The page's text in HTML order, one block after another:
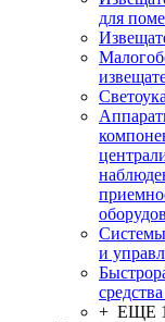
для
и
+ ЕЩЕ